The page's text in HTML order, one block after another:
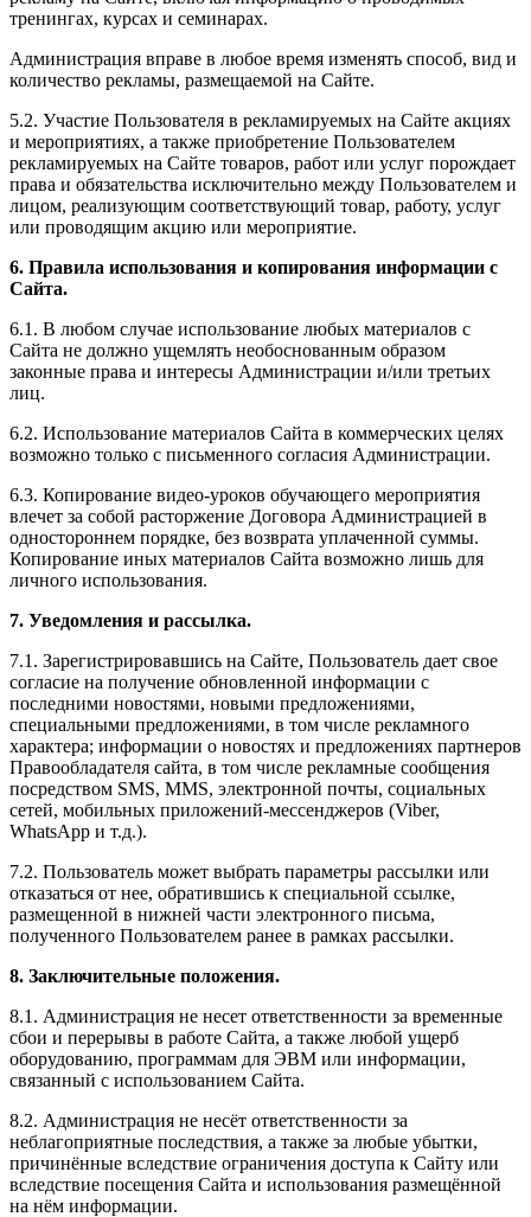
тренингах, курсах и семинарах.
Администрация вправе в любое время изменять способ, вид и
количество рекламы, размещаемой на Сайте.
5.2. Участие Пользователя в рекламируемых на Сайте акциях
и мероприятиях, а также приобретение Пользователем
рекламируемых на Сайте товаров, работ или услуг порождает
права и обязательства исключительно между Пользователем и
лицом, реализующим соответствующий товар, работу, услуг
или проводящим акцию или мероприятие.
6. Правила использования и копирования информации с
Сайта.
6.1. В любом случае использование любых материалов с
Сайта не должно ущемлять необоснованным образом
законные права и интересы Администрации и/или третьих
лиц.
6.2. Использование материалов Сайта в коммерческих целях
возможно только с письменного согласия Администрации.
6.3. Копирование видео-уроков обучающего мероприятия
влечет за собой расторжение Договора Администрацией в
одностороннем порядке, без возврата уплаченной суммы.
Копирование иных материалов Сайта возможно лишь для
личного использования.
7. Уведомления и рассылка.
7.1. Зарегистрировавшись на Сайте, Пользователь дает свое
согласие на получение обновленной информации с
последними новостями, новыми предложениями,
специальными предложениями, в том числе рекламного
характера; информации о новостях и предложениях партнеров
Правообладателя сайта, в том числе рекламные сообщения
посредством SMS, MMS, электронной почты, социальных
сетей, мобильных приложений-мессенджеров (Viber,
WhatsApp и т.д.).
7.2. Пользователь может выбрать параметры рассылки или
отказаться от нее, обратившись к специальной ссылке,
размещенной в нижней части электронного письма,
полученного Пользователем ранее в рамках рассылки.
8. Заключительные положения.
8.1. Администрация не несет ответственности за временные
сбои и перерывы в работе Сайта, а также любой ущерб
оборудованию, программам для ЭВМ или информации,
связанный с использованием Сайта.
8.2. Администрация не несёт ответственности за
неблагоприятные последствия, а также за любые убытки,
причинённые вследствие ограничения доступа к Сайту или
вследствие посещения Сайта и использования размещённой
на нём информации.